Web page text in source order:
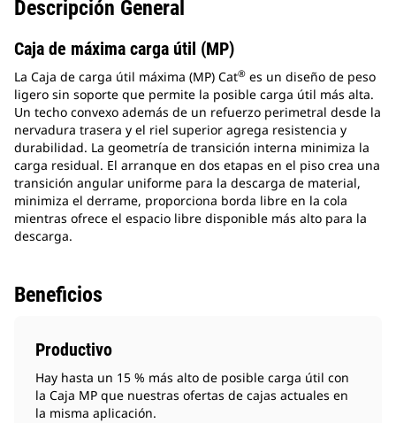
Descripción General
Caja de máxima carga útil (MP)
La Caja de carga útil máxima (MP) Cat® es un diseño de peso
ligero sin soporte que permite la posible carga útil más alta.
Un techo convexo además de un refuerzo perimetral desde la
nervadura trasera y el riel superior agrega resistencia y
durabilidad. La geometría de transición interna minimiza la
carga residual. El arranque en dos etapas en el piso crea una
transición angular uniforme para la descarga de material,
minimiza el derrame, proporciona borda libre en la cola
mientras ofrece el espacio libre disponible más alto para la
descarga.
Beneficios
Productivo
Hay hasta un 15 % más alto de posible carga útil con
la Caja MP que nuestras ofertas de cajas actuales en
la misma aplicación.